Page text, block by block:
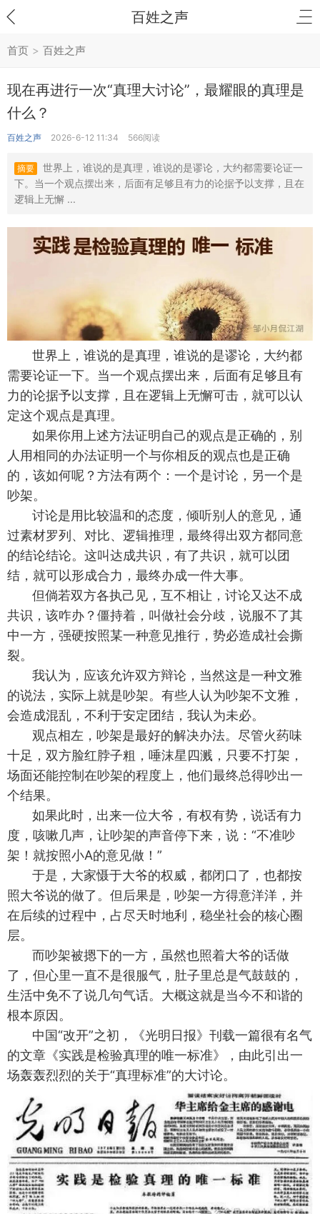
百姓之声
首页 > 百姓之声
现在再进行一次“真理大讨论”，最耀眼的真理是
什么？
百姓之声 2026-6-12 11:34 566阅读
摘要
世界上，谁说的是真理，谁说的是谬论，大约都需要论证一
下。当一个观点摆出来，后面有足够且有力的论据予以支撑，且在
逻辑上无懈 ...
世界上，谁说的是真理，谁说的是谬论，大约都
需要论证一下。当一个观点摆出来，后面有足够且有
力的论据予以支撑，且在逻辑上无懈可击，就可以认
定这个观点是真理。
如果你用上述方法证明自己的观点是正确的，别
人用相同的办法证明一个与你相反的观点也是正确
的，该如何呢？方法有两个：一个是讨论，另一个是
吵架。
讨论是用比较温和的态度，倾听别人的意见，通
过素材罗列、对比、逻辑推理，最终得出双方都同意
的结论结论。这叫达成共识，有了共识，就可以团
结，就可以形成合力，最终办成一件大事。
但倘若双方各执己见，互不相让，讨论又达不成
共识，该咋办？僵持着，叫做社会分歧，说服不了其
中一方，强硬按照某一种意见推行，势必造成社会撕
裂。
我认为，应该允许双方辩论，当然这是一种文雅
的说法，实际上就是吵架。有些人认为吵架不文雅，
会造成混乱，不利于安定团结，我认为未必。
观点相左，吵架是最好的解决办法。尽管火药味
十足，双方脸红脖子粗，唾沫星四溅，只要不打架，
场面还能控制在吵架的程度上，他们最终总得吵出一
个结果。
如果此时，出来一位大爷，有权有势，说话有力
度，咳嗽几声，让吵架的声音停下来，说：“不准吵
架！就按照小A的意见做！”
于是，大家慑于大爷的权威，都闭口了，也都按
照大爷说的做了。但后果是，吵架一方得意洋洋，并
在后续的过程中，占尽天时地利，稳坐社会的核心圈
层。
而吵架被摁下的一方，虽然也照着大爷的话做
了，但心里一直不是很服气，肚子里总是气鼓鼓的，
生活中免不了说几句气话。大概这就是当今不和谐的
根本原因。
中国“改开”之初，《光明日报》刊载一篇很有名气
的文章《实践是检验真理的唯一标准》，由此引出一
场轰轰烈烈的关于“真理标准”的大讨论。